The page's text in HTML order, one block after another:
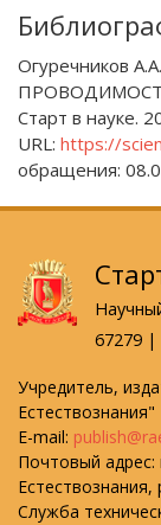
Огуречников
Старт в науке.
URL: https://
обращения:
67279 |
Учредитель,
Естествознания"
E-mail:
Почтовый адрес:
Служба